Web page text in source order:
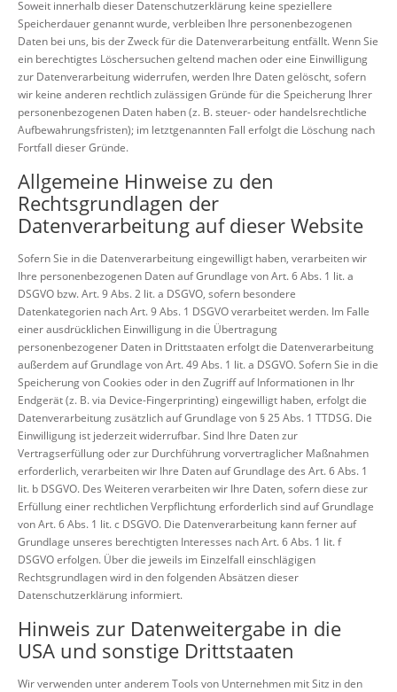
Soweit innerhalb dieser Datenschutzerklärung keine speziellere
Speicherdauer genannt wurde, verbleiben Ihre personenbezogenen
Daten bei uns, bis der Zweck für die Datenverarbeitung entfällt. Wenn Sie
ein berechtigtes Löschersuchen geltend machen oder eine Einwilligung
zur Datenverarbeitung widerrufen, werden Ihre Daten gelöscht, sofern
wir keine anderen rechtlich zulässigen Gründe für die Speicherung Ihrer
personenbezogenen Daten haben (z. B. steuer- oder handelsrechtliche
Aufbewahrungsfristen); im letztgenannten Fall erfolgt die Löschung nach
Fortfall dieser Gründe.
Allgemeine Hinweise zu den
Rechtsgrundlagen der
Datenverarbeitung auf dieser Website
Sofern Sie in die Datenverarbeitung eingewilligt haben, verarbeiten wir
Ihre personenbezogenen Daten auf Grundlage von Art. 6 Abs. 1 lit. a
DSGVO bzw. Art. 9 Abs. 2 lit. a DSGVO, sofern besondere
Datenkategorien nach Art. 9 Abs. 1 DSGVO verarbeitet werden. Im Falle
einer ausdrücklichen Einwilligung in die Übertragung
personenbezogener Daten in Drittstaaten erfolgt die Datenverarbeitung
außerdem auf Grundlage von Art. 49 Abs. 1 lit. a DSGVO. Sofern Sie in die
Speicherung von Cookies oder in den Zugriff auf Informationen in Ihr
Endgerät (z. B. via Device-Fingerprinting) eingewilligt haben, erfolgt die
Datenverarbeitung zusätzlich auf Grundlage von § 25 Abs. 1 TTDSG. Die
Einwilligung ist jederzeit widerrufbar. Sind Ihre Daten zur
Vertragserfüllung oder zur Durchführung vorvertraglicher Maßnahmen
erforderlich, verarbeiten wir Ihre Daten auf Grundlage des Art. 6 Abs. 1
lit. b DSGVO. Des Weiteren verarbeiten wir Ihre Daten, sofern diese zur
Erfüllung einer rechtlichen Verpflichtung erforderlich sind auf Grundlage
von Art. 6 Abs. 1 lit. c DSGVO. Die Datenverarbeitung kann ferner auf
Grundlage unseres berechtigten Interesses nach Art. 6 Abs. 1 lit. f
DSGVO erfolgen. Über die jeweils im Einzelfall einschlägigen
Rechtsgrundlagen wird in den folgenden Absätzen dieser
Datenschutzerklärung informiert.
Hinweis zur Datenweitergabe in die
USA und sonstige Drittstaaten
Wir verwenden unter anderem Tools von Unternehmen mit Sitz in den